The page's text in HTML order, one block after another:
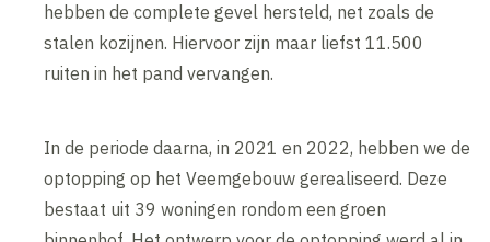
hebben de complete gevel hersteld, net zoals de
stalen kozijnen. Hiervoor zijn maar liefst 11.500
ruiten in het pand vervangen.
In de periode daarna, in 2021 en 2022, hebben we de
optopping op het Veemgebouw gerealiseerd. Deze
bestaat uit 39 woningen rondom een groen